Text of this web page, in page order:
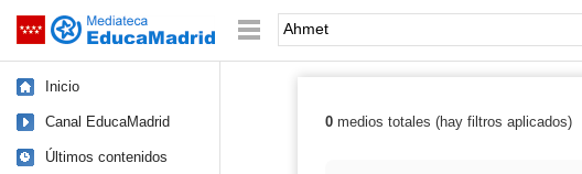
Saltar navegación Palabra o frase:
Inicio
Canal EducaMadrid
Últimos contenidos
Resultados de: Ahmet
0medios totales (hay filtros aplicados)